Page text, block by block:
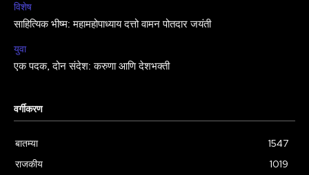
विशेष
साहित्यिक भीष्म: महामहोपाध्याय दत्तो वामन पोतदार जयंती
युवा
एक पदक, दोन संदेश: करुणा आणि देशभक्ती
वर्गीकरण
बातम्या
1547
राजकीय
1019